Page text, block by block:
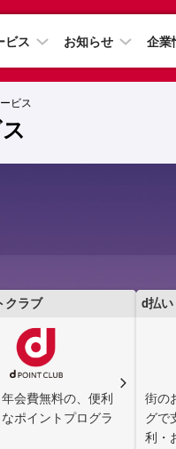
ビス お知らせ 企業
ビス
クラブ
会費無料の、便利
ポイントプログラ
d払い
街の
グで
利・